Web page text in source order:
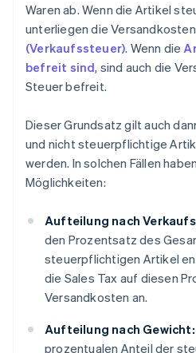
Waren ab. Wenn die Artikel
unterliegen die
(Verkaufssteuer). Wenn die
befreit sind, sind auch die
Steuer befreit.
Dieser Grundsatz gilt auch
und nicht steuerpflichtige
werden. In solchen Fällen
Möglichkeiten:
Aufteilung nach
den Prozentsatz des
steuerpflichtigen Artikel
die Sales Tax auf diesen
Versandkosten an.
Aufteilung nach Gewicht:
prozentualen Anteil der